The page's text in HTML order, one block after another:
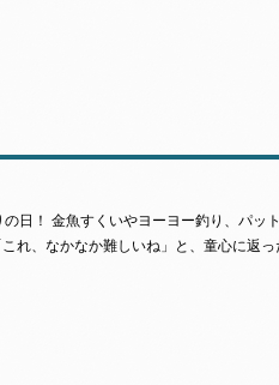
日！ 金魚すくいやヨーヨー釣り、パッ
れ、なかなか難しいね」と、童心に返